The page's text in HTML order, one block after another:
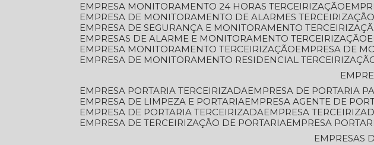
EMPRESA MONITORAMENTO 24 HORAS TERCEIRIZAÇÃO
EMPRESA DE MONITORAMENTO DE ALARMES TERCEIRIZAÇÃO
EMPRESA DE SEGURANÇA E MONITORAMENTO
EMPRESAS DE ALARME E MONITORAMENTO TERCEIRIZAÇÃO
EMPRESA MONITORAMENTO TERCEIRIZAÇÃO
EMPRESA DE
EMPRESA DE MONITORAMENTO RESIDENCIAL
EMPRESA PORTARIA TERCEIRIZADA
EMPRESA DE PORTARIA
EMPRESA DE LIMPEZA E PORTARIA
EMPRESA AGENTE DE
EMPRESA DE PORTARIA TERCEIRIZADA
EMPRESA
EMPRESA DE TERCEIRIZAÇÃO DE PORTARIA
EMPRESA
EMPRESAS